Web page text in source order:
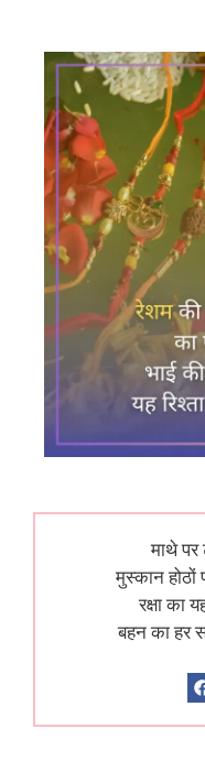
माथे पर
मुस्कान होठों
रक्षा का
बहन का हर